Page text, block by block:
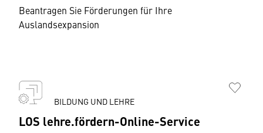
Beantragen Sie Förderungen für Ihre
Auslandsexpansion
BILDUNG UND LEHRE
LOS lehre.fördern-Online-Service